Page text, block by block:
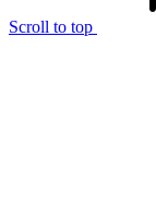
Scroll to top